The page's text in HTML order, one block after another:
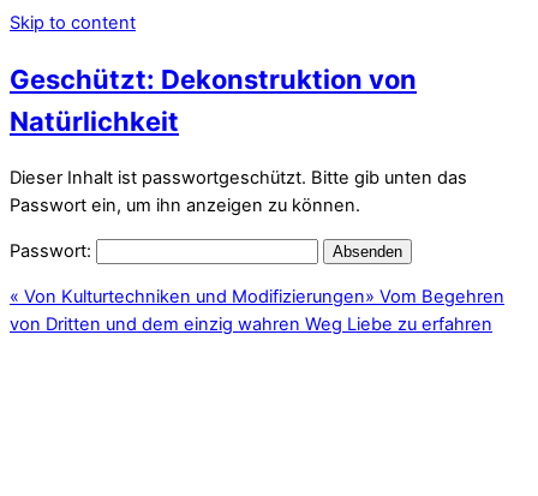
Skip to content
Geschützt: Dekonstruktion von
Natürlichkeit
Dieser Inhalt ist passwortgeschützt. Bitte gib unten das
Passwort ein, um ihn anzeigen zu können.
Passwort:
« Von Kulturtechniken und Modifizierungen» Vom Begehren
von Dritten und dem einzig wahren Weg Liebe zu erfahren